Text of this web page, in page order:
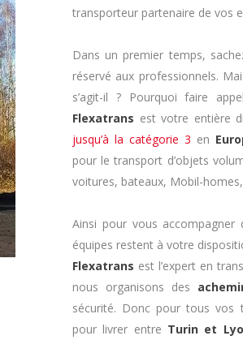
transporteur partenaire de vos
Dans un premier temps,
réservé aux professionnels.
s’agit-il ? Pourquoi faire
Flexatrans est votre entière
jusqu’à la catégorie 3 en
pour le transport d’objets
voitures, bateaux, Mobil-
Ainsi pour vous
équipes restent à votre
Flexatrans est l’expert en
nous organisons des
sécurité. Donc pour tous vos
pour livrer entre Turin et